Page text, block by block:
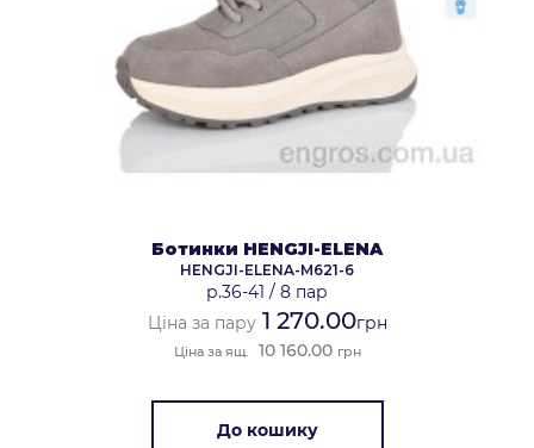
Ботинки HENGJI-ELENA
HENGJI-ELENA-M621-6
р.36-41 / 8 пар
Ціна за пару1 270.00грн
Ціна за ящ. 10 160.00 грн
До кошику